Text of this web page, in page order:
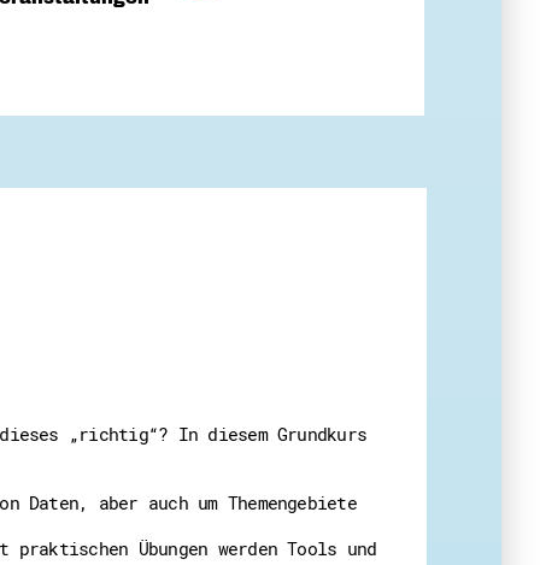
„richtig“? In diesem Grundkurs
Daten, aber auch um Themengebiete
Übungen werden Tools und